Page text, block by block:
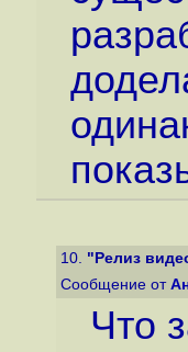
10. "Релиз
Сообщение от
Что